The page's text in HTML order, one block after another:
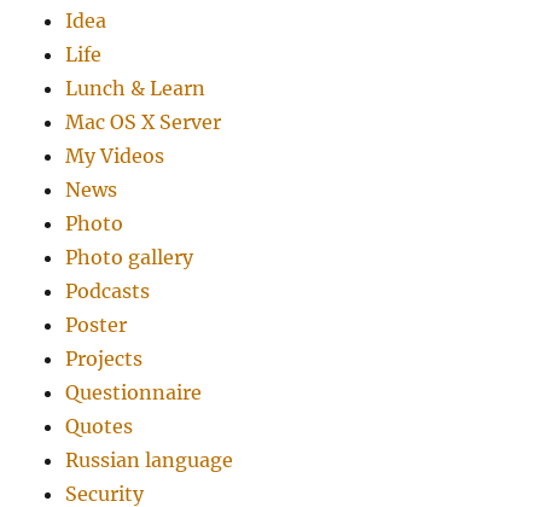
Idea
Life
Lunch & Learn
Mac OS X Server
My Videos
News
Photo
Photo gallery
Podcasts
Poster
Projects
Questionnaire
Quotes
Russian language
Security